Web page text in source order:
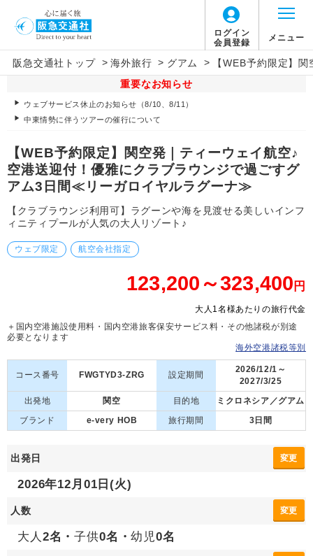
ログイン
会員登録
メニュー
阪急交通社トップ > 海外旅行 > グアム >
【WEB予約限定】
重要なお知らせ
ウェブサービス休止のお知らせ（8/10、8/11）
中東情勢に伴うツアーの催行について
【WEB予約限定】関空発｜ティーウェイ航空♪
空港送迎付！優雅にクラブラウンジで過ごすグ
アム3日間≪リーガロイヤルラグーナ≫
【クラブラウンジ利用可】ラグーンや海を見渡せる美しいインフ
ィニティプールが人気の大人リゾート♪
ウェブ限定 航空会社指定
123,200～323,400 円
大人1名様あたりの旅行代金
＋国内空港施設使用料・国内空港旅客保安サービス料・その他諸税が別途
必要となります
海外空港諸税等別
コース番号 FWGTYD3-ZRG 設定期間
2026/12/1～
2027/3/25
出発地
関空 目的地
ミクロネシア／グアム
ブランド
e-very HOB 旅行期間 3日間
出発日 変更
2026年12月01日(火)
人数 変更
大人 2名・子供0名・幼児0名